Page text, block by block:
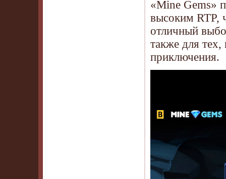
«Mine Gems»
высоким RTP,
отличный
также для
приключения.